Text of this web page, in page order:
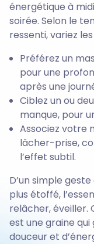
énergétique à
soirée. Selon le
ressenti, variez
Préférez un
pour une
après une
Ciblez un ou
manque, pour
Associez votre
lâcher-prise,
l’effet subtil.
D’un simple
plus étoffé,
relâcher, éveiller.
est une graine qui
douceur et